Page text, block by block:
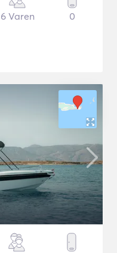
6 Varen 0